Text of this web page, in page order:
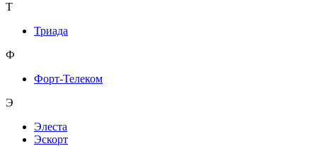
Т
Триада
Ф
Форт-Телеком
Э
Элеста
Эскорт